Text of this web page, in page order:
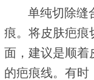
单纯切除缝
痕。将皮肤疤痕
面，建议是顺着
的疤痕线。有时